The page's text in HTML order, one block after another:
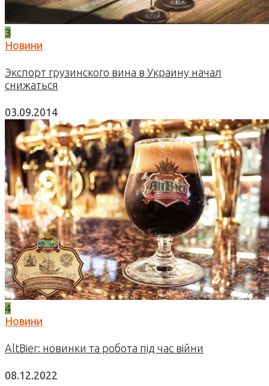
3
Новини
Экспорт грузинского вина в Украину начал
снижаться
03.09.2014
4
Новини
AltBier: новинки та робота під час війни
08.12.2022